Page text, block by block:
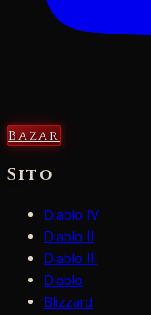
Bazar
Sito
Diablo IV
Diablo II
Diablo III
Diablo
Blizzard